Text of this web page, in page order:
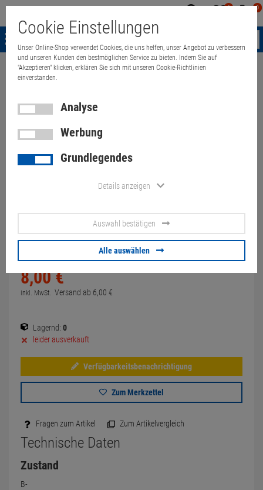
0 0
Menü
Weiter einkaufen
Acer TravelMate 2301LC1
Celeron M 1,3GHz 512MB
Teildefekt, Teile fehlen B-Ware
15 Zoll, XGA 1024x768, Tastaturlayout: norwegisch, Netzteil fehlt,
Akku defekt, ohne Festplatte (HDD-Rahmen fehlt)
8,00 €
inkl. MwSt. Versand ab 6,00 €
Lagernd: 0
leider ausverkauft
Verfügbarkeitsbenachrichtigung
Zum Merkzettel
Fragen zum Artikel Zum Artikelvergleich
Technische Daten
Zustand
B-
Cookie Einstellungen
Unser Online-Shop verwendet Cookies, die uns helfen, unser Angebot zu verbessern
und unseren Kunden den bestmöglichen Service zu bieten. Indem Sie auf
"Akzeptieren" klicken, erklären Sie sich mit unseren Cookie-Richtlinien
einverstanden.
Analyse
Werbung
Grundlegendes
Details anzeigen
Auswahl bestätigen
Alle auswählen